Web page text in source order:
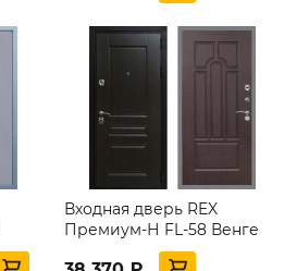
Входная дверь REX
Премиум-Н FL-58 Венге